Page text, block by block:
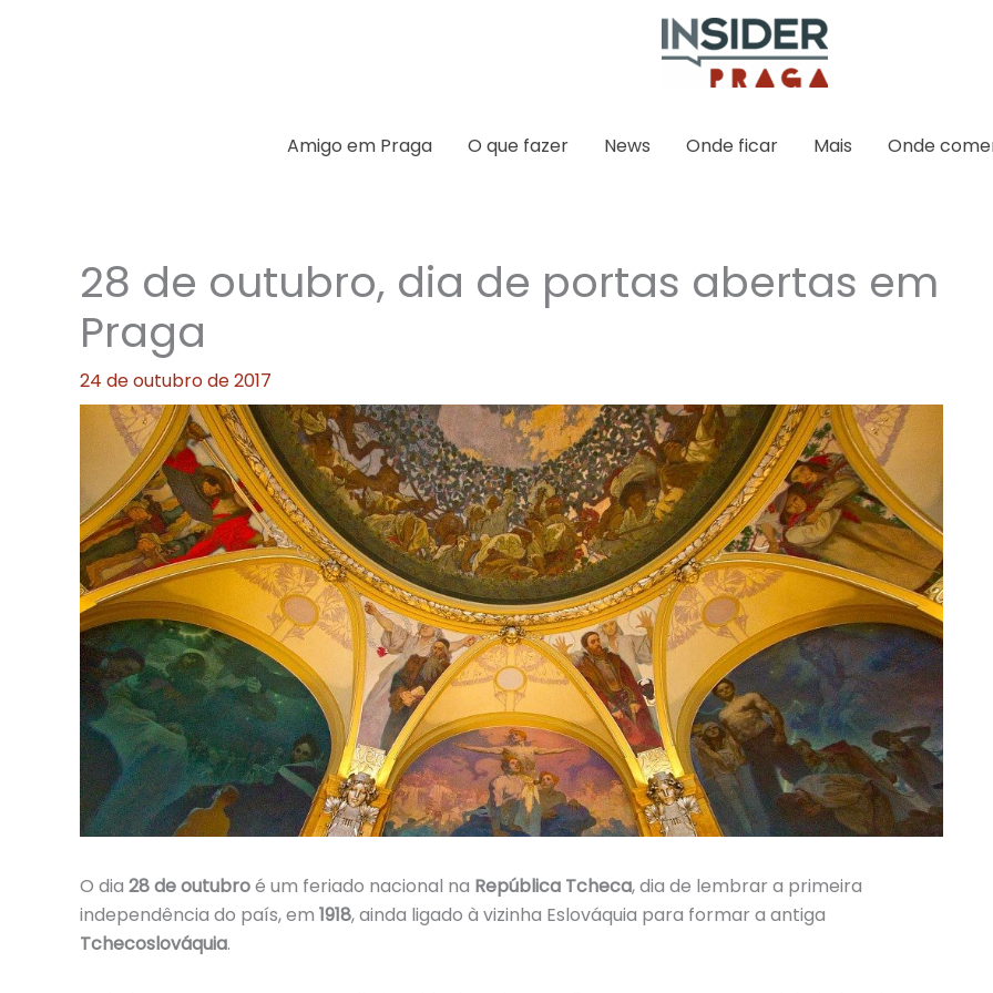
Amigo em Praga
O que fazer News Onde ficar Mais Onde
28 de outubro, dia de portas abertas em
Praga
24 de outubro de 2017
O dia 28 de outubroé um feriado nacional na República Tcheca, dia de lembrar a primeira
independência do país, em 1918, ainda ligado à vizinha Eslováquia para formar a antiga
Tchecoslováquia.